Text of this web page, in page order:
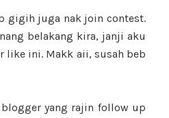
gigih juga nak join contest.
belakang kira, janji aku
like ini. Makk aii, susah beb
yang rajin follow up